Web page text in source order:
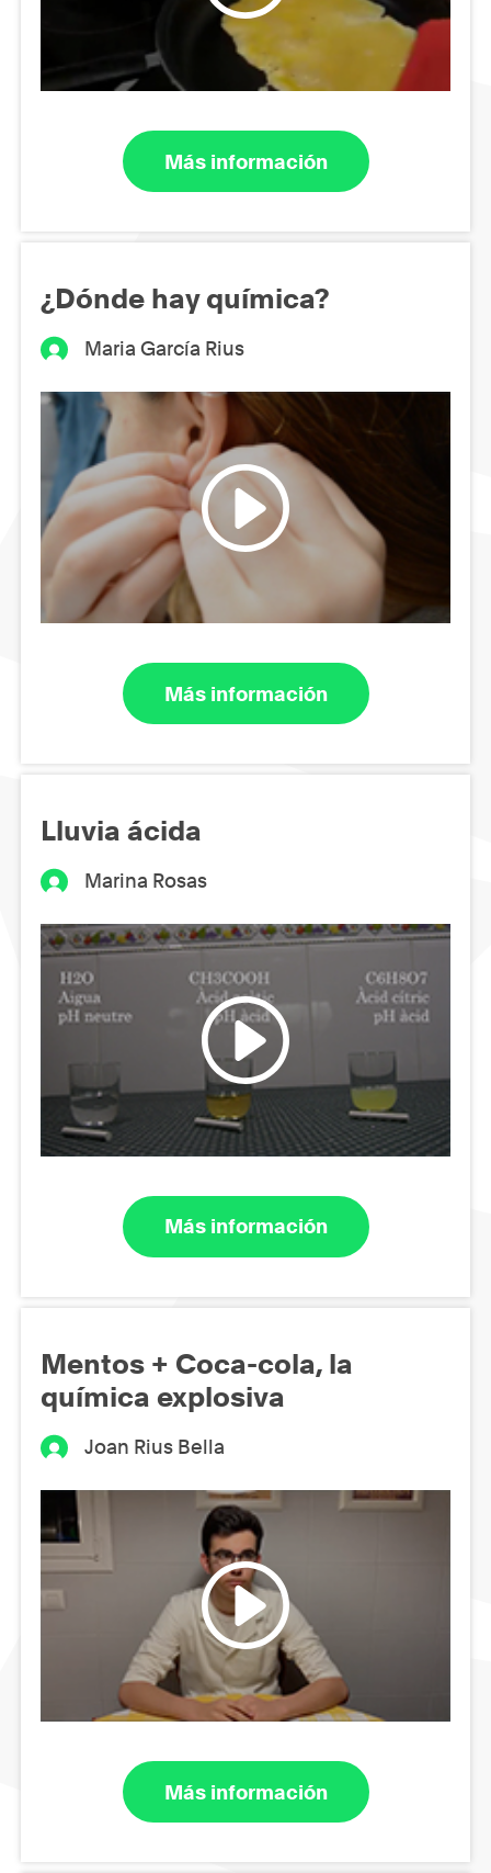
Más información
¿Dónde hay química?
Maria García Rius
Más información
Lluvia ácida
Marina Rosas
Más información
Mentos + Coca-cola, la
química explosiva
Joan Rius Bella
Más información